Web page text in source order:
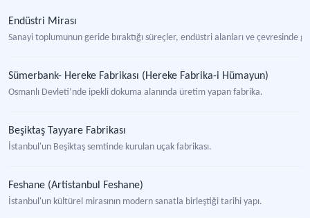
Endüstri Mirası
Sanayi toplumunun geride bıraktığı süreçler, endüstri alanları ve
Sümerbank- Hereke Fabrikası (Hereke Fabrika-i Hümayun)
Osmanlı Devleti’nde ipekli dokuma alanında üretim yapan fabrika.
Beşiktaş Tayyare Fabrikası
İstanbul'un Beşiktaş semtinde kurulan uçak fabrikası.
Feshane (Artistanbul Feshane)
İstanbul'un kültürel mirasının modern sanatla birleştiği tarihi yapı.